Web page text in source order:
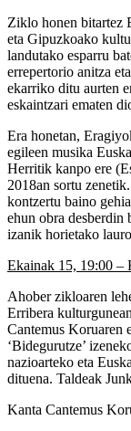
Ziklo honen bitartez
eta Gipuzkoako
landutako esparru
errepertorio anitza
ekarriko ditu aurten
eskaintzari ematen
Era honetan,
egileen musika
Herritik kanpo ere
2018an sortu
kontzertu baino
ehun obra desberdin
izanik horietako
Ekainak 15, 19:00 –
Ahober zikloaren
Erribera
Cantemus Koruaren
‘Bidegurutze’
nazioarteko eta
dituena. Taldeak
Kanta Cantemus